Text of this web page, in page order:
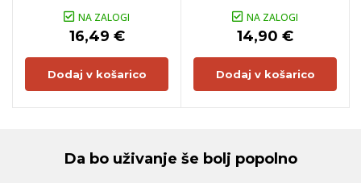
NA ZALOGI
16,49 €
Dodaj v košarico
NA ZALOGI
14,90 €
Dodaj v košarico
Da bo uživanje še bolj popolno